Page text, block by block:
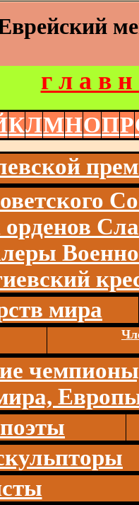
г л а в н
КЛМНОПР
орденов
мира